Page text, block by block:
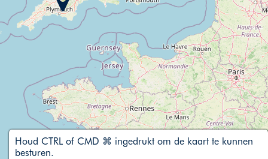
Houd CTRL of CMD ⌘ ingedrukt om de kaart te kunnen
besturen.